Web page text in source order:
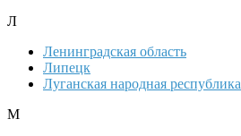
Л
Ленинградская область
Липецк
Луганская народная республика
М